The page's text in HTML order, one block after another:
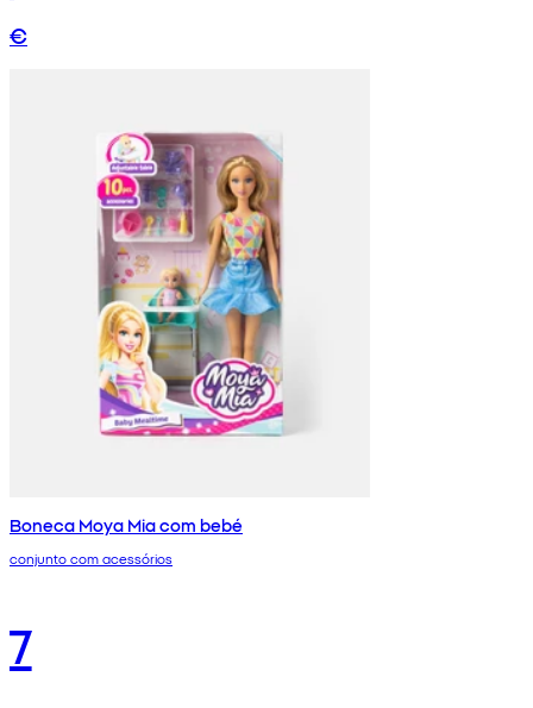
€
Boneca Moya Mia com bebé
conjunto com acessórios
7